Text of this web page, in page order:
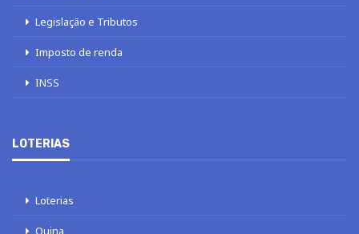
Legislação e Tributos
Imposto de renda
INSS
LOTERIAS
Loterias
Quina